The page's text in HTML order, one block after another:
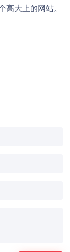
大上的网站。